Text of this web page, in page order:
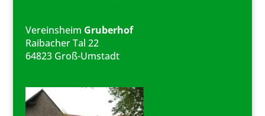
Vereinsheim Gruberhof
Raibacher Tal 22
64823 Groß-Umstadt